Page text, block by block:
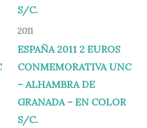
2011
ESPAÑA 2011 2 EUROS
CONMEMORATIVA UNC
– ALHAMBRA DE
GRANADA – EN COLOR
S/C.